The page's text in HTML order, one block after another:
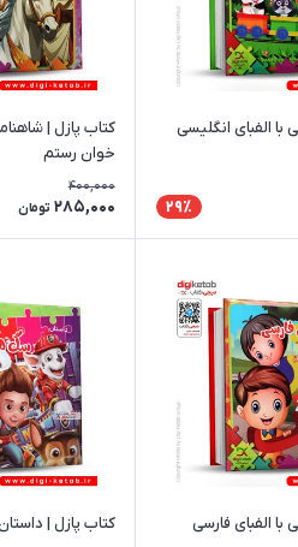
با الفبای انگلیسی
29٪
کتاب پازل |
خوان رستم
400,000
285,000 تومان
با الفبای فارسی کتاب پازل |